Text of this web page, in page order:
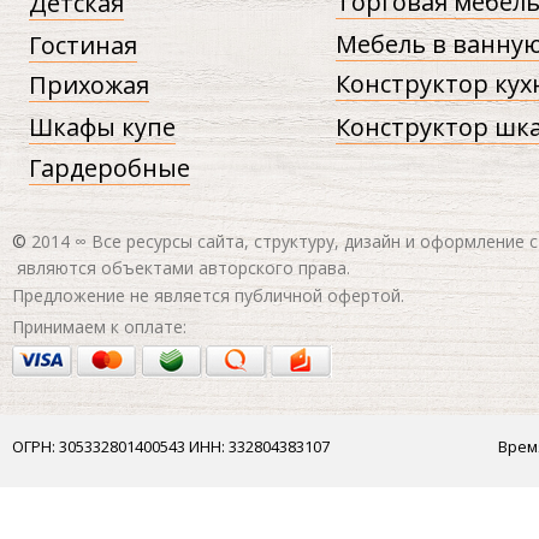
Шкафы купе
Прихожая
© 2014 ∞ Все ресурсы сайта, структуру, дизайн и оформление
являются объектами авторского права.
Предложение не является публичной офертой.
Конструктор
Конструктор
Принимаем к оплате:
Мебель в
ОГРН: 305332801400543 ИНН: 332804383107
Гардеробные
Гостиная